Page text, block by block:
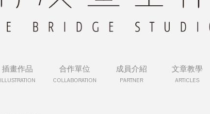
插畫作品
ILLUSTRATION
合作單位
COLLABORATION
成員介紹
PARTNER
文章教學
ARTICLES